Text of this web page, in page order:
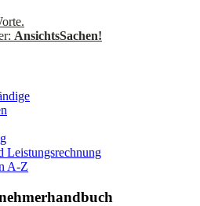
AnsichtsSachen!
Leistungsrechnung
A-Z